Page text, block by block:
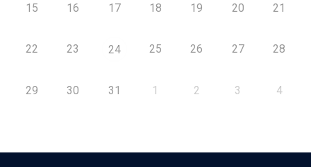
15 16 17 18 19 20 21
22 23 24 25 26 27 28
29 30 31 1 2 3 4